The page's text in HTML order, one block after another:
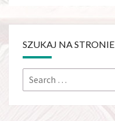
SZUKAJ NA STRONIE
Search
for: